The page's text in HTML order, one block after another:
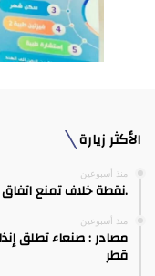
الأكثر زيارة
منذ أسبوعين
.نقطة خلاف تمنع
منذ أسبوعين
مصادر : صنعاء تطلق
قطر